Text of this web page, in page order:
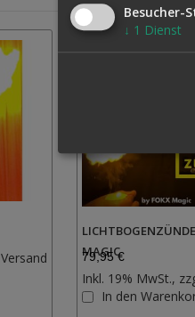
Versand
Wunschliste
hinzufügen
MAGIC
79,95 €
Inkl. 19% MwSt.,
In den
Besucher-
↓ 1 Dienst